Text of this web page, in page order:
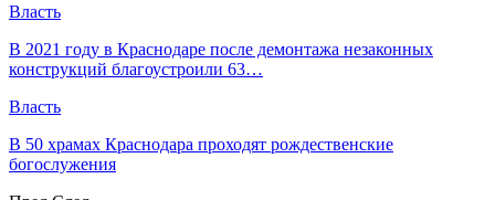
Власть
В 2021 году в Краснодаре после демонтажа незаконных
конструкций благоустроили 63…
Власть
В 50 храмах Краснодара проходят рождественские
богослужения